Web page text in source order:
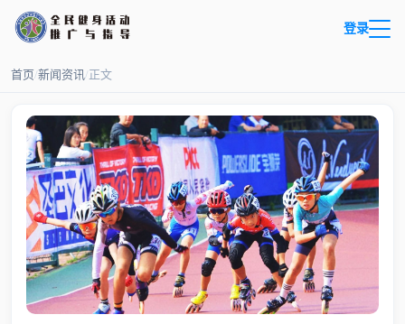
登录
首页/新闻资讯/正文